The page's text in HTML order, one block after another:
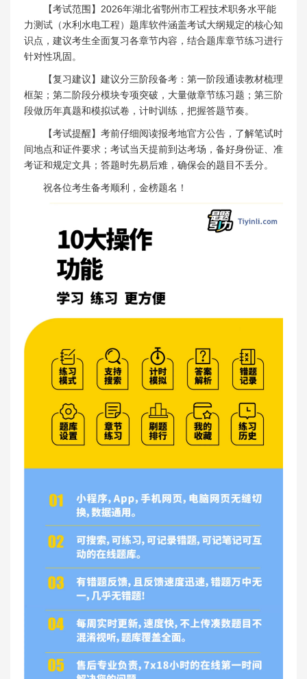
【考试范围】2026年湖北省鄂州市工程技术职务水平能
力测试（水利水电工程）题库软件涵盖考试大纲规定的核心知
识点，建议考生全面复习各章节内容，结合题库章节练习进行
针对性巩固。
【复习建议】建议分三阶段备考：第一阶段通读教材梳理
框架；第二阶段分模块专项突破，大量做章节练习题；第三阶
段做历年真题和模拟试卷，计时训练，把握答题节奏。
【考试提醒】考前仔细阅读报考地官方公告，了解笔试时
间地点和证件要求；考试当天提前到达考场，备好身份证、准
考证和规定文具；答题时先易后难，确保会的题目不丢分。
祝各位考生备考顺利，金榜题名！